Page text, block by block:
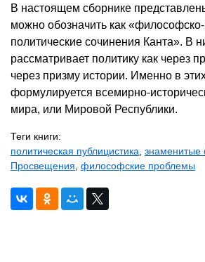
В настоящем сборнике
можно обозначить как «философско-
политические сочинения Канта». В
рассматривает политику как через
через призму истории. Именно в
формулируется всемирно-
мира, или Мировой Республики.
Теги книги:
политическая публицистика,
Просвещения, философские проблемы